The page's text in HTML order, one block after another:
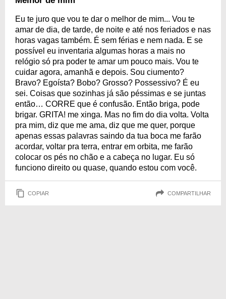
Eu te juro que vou te dar o melhor de mim... Vou te
amar de dia, de tarde, de noite e até nos feriados e nas
horas vagas também. É sem férias e nem nada. E se
possível eu inventaria algumas horas a mais no
relógio só pra poder te amar um pouco mais. Vou te
cuidar agora, amanhã e depois. Sou ciumento?
Bravo? Egoísta? Bobo? Grosso? Possessivo? É eu
sei. Coisas que sozinhas já são péssimas e se juntas
então… CORRE que é confusão. Então briga, pode
brigar. GRITA! me xinga. Mas no fim do dia volta. Volta
pra mim, diz que me ama, diz que me quer, porque
apenas essas palavras saindo da tua boca me farão
acordar, voltar pra terra, entrar em orbita, me farão
colocar os pés no chão e a cabeça no lugar. Eu só
funciono direito ou quase, quando estou com você.
COPIAR COMPARTILHAR